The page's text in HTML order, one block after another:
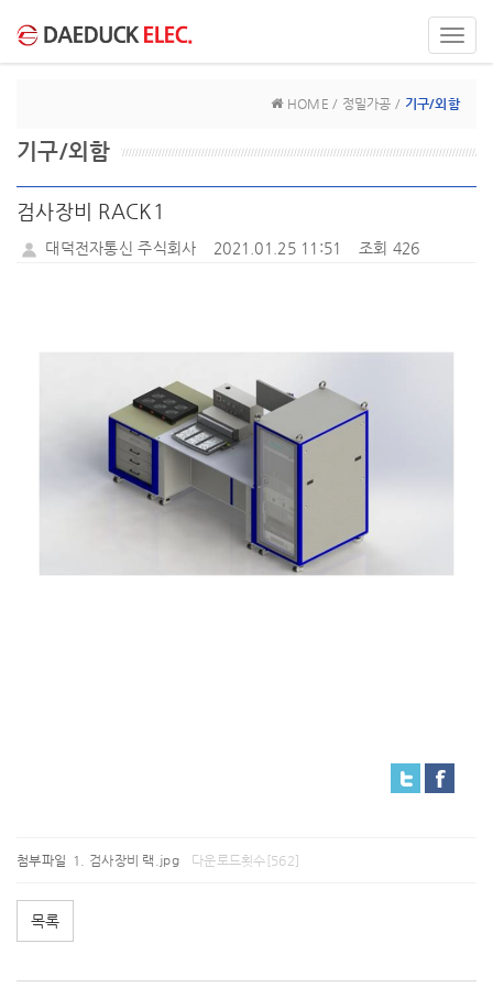
HOME / 정밀가공 / 기구/외함
기구/외함
검사장비 RACK1
대덕전자통신 주식회사 2021.01.25 11:51 조회 426
첨부파일 검사장비 랙.jpg 다운로드횟수[562]
목록